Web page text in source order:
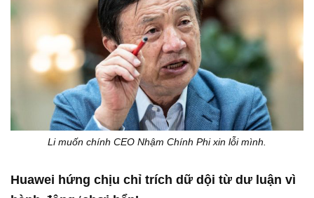
Li muốn chính CEO Nhậm Chính Phi xin lỗi mình.
Huawei hứng chịu chỉ trích dữ dội từ dư luận vì